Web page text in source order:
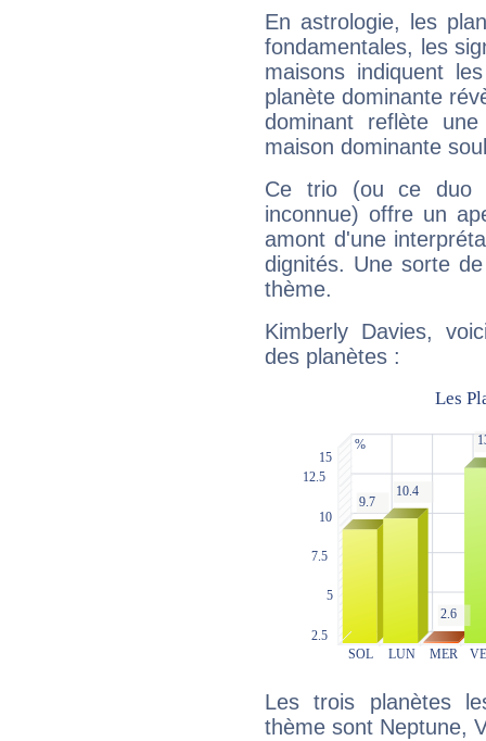
En astrologie, les
fondamentales, les
maisons indiquent
planète dominante
dominant reflète
maison dominante
Ce trio (ou ce duo
inconnue) offre un
amont d'une
dignités. Une sorte
thème.
Kimberly Davies,
des planètes :
Les trois planètes
thème sont Neptune,